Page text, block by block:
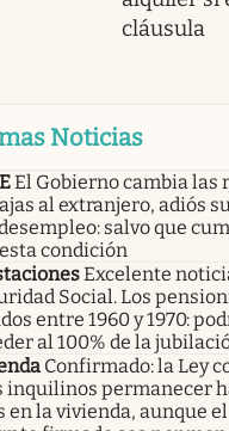
cláusula
Noticias
El Gobierno cambia las
al extranjero, adiós
salvo que
condición
Excelente
Social. Los
entre 1960 y 1970:
al 100% de la
Confirmado: la Ley
inquilinos permanecer
en la vivienda, aunque el